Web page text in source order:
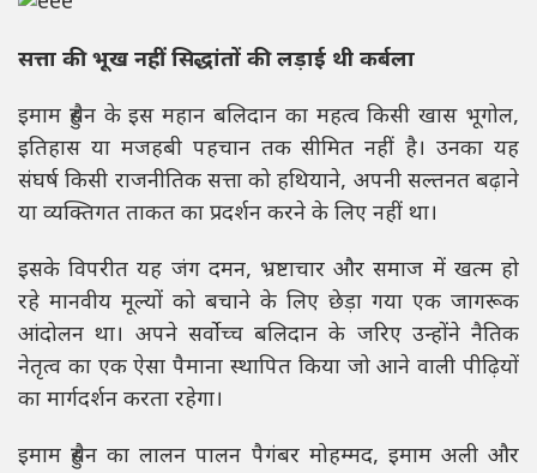
सत्ता की भूख नहीं सिद्धांतों की लड़ाई थी कर्बला
इमाम हुसैन के इस महान बलिदान का महत्व किसी खास भूगोल,
इतिहास या मजहबी पहचान तक सीमित नहीं है। उनका यह
संघर्ष किसी राजनीतिक सत्ता को हथियाने, अपनी सल्तनत बढ़ाने
या व्यक्तिगत ताकत का प्रदर्शन करने के लिए नहीं था।
इसके विपरीत यह जंग दमन, भ्रष्टाचार और समाज में खत्म हो
रहे मानवीय मूल्यों को बचाने के लिए छेड़ा गया एक जागरूक
आंदोलन था। अपने सर्वोच्च बलिदान के जरिए उन्होंने नैतिक
नेतृत्व का एक ऐसा पैमाना स्थापित किया जो आने वाली पीढ़ियों
का मार्गदर्शन करता रहेगा।
इमाम हुसैन का लालन पालन पैगंबर मोहम्मद, इमाम अली और